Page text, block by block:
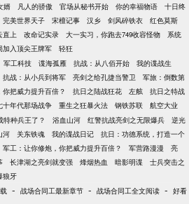
婿 凡人的骄傲 官场从秘书开始 你的幸福物语
十日终
完美世界天子 宋檀记事 汉乡 剑风碎铁衣
红色莫斯
直上 改命记实录 大一实习，你跑去749收容怪物
系统
加入顶尖王牌军 轻狂
军工科技 谍海孤雁 抗战：从八佰开始
我的谍战生
抗战：从小兵到将军 亮剑之给孔捷当警卫
军旅：倒数第
把威力提升百倍？ 抗日之陆战狂花 左舷
抗日之特战
十年代那场战争 重生之狂暴火法 钢铁苏联 航空大业
特种兵王了？ 浴血山河 红警抗战亮剑之无限爆兵
逆光
河 关东铁魂 我的谍战日记
抗日：功德系统，打造一个
军工：让你修炮，你把威力提升百倍？ 军营路漫漫
亮
长津湖之亮剑就变强 烽烟热血 暗影明谍
士兵突击之
狼牙
- 战场合同工最新章节 - 战场合同工全文阅读 - 好看